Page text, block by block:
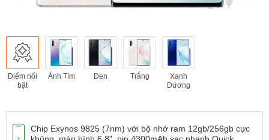
Điểm nổi
bật
Ánh Tím Đen Trắng
Xanh
Dương
Chip Exynos 9825 (7nm) với bộ nhớ ram 12gb/256gb cực